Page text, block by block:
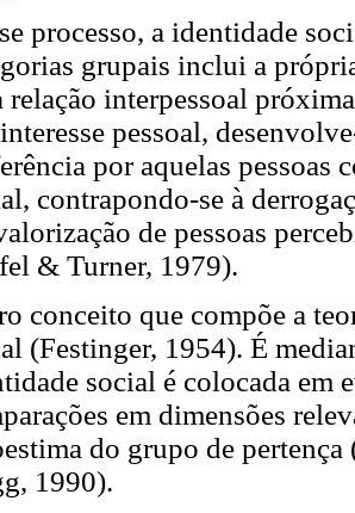
processo, a identidade
grupais inclui a
relação interpessoal
pessoal,
por aquelas pessoas
contrapondo-se à
de pessoas
& Turner, 1979).
conceito que compõe a
(Festinger, 1954). É
social é colocada em
em dimensões
do grupo de
1990).